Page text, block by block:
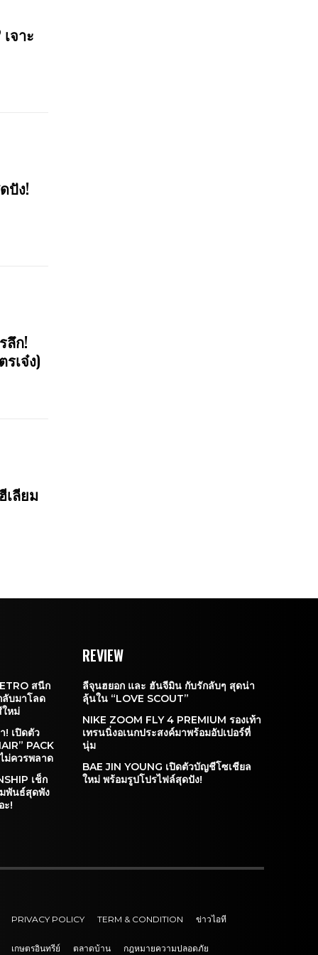
จาะ
ปัง!
ลึก!
เจ๋ง)
เลียม
สนีก
ลับมาโลด
หม่
! เปิดตัว
PACK
ม่ควรพลาด
เช็ก
พันธ์สุดพัง
ะ!
REVIEW
ลีจุนฮยอก และ ฮันจีมิน กับรักลับๆ สุดน่า
ลุ้นใน “LOVE SCOUT”
NIKE ZOOM FLY 4 PREMIUM รองเท้า
เทรนนิ่งอเนกประสงค์มาพร้อมอัปเปอร์ที่
นุ่ม
BAE JIN YOUNG เปิดตัวบัญชีโซเชียล
ใหม่ พร้อมรูปโปรไฟล์สุดปัง!
PRIVACY POLICY TERM & CONDITION ข่าวไอที
เกษตรอินทรีย์ ตลาดบ้าน กฎหมายความปลอดภัย